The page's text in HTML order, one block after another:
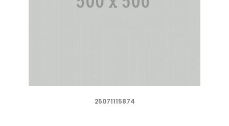
25071115874